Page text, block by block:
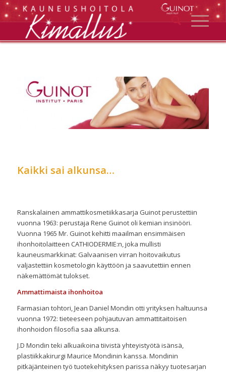
Kaikki sai alkunsa…
Ranskalainen ammattikosmetiikkasarja Guinot perustettiin
vuonna 1963: perustaja Rene Guinot oli kemian insinööri.
Vuonna 1965 Mr. Guinot kehitti maailman ensimmäisen
ihonhoitolaitteen CATHIODERMIE:n, joka mullisti
kauneusmarkkinat: Galvaanisen virran hoitovaikutus
valjastettiin kosmetologin käyttöön ja saavutettiin ennen
näkemättömät tulokset.
Ammattimaista ihonhoitoa
Farmasian tohtori, Jean Daniel Mondin otti yrityksen haltuunsa
vuonna 1972: tieteeseen pohjautuvan ammattitaitoisen
ihonhoidon filosofia saa alkunsa.
J.D Mondin teki alkuaikoina tiivistä yhteyistyötä isänsä,
plastiikkakirurgi Maurice Mondinin kanssa. Mondinin
pitkäjänteinen työ tuotekehityksen parissa näkyy tuotesarjan